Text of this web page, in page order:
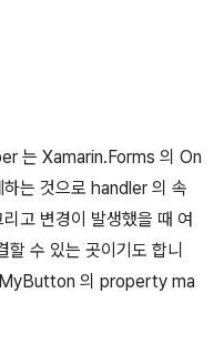
는 Xamarin.Forms 의 On
는 것으로 handler 의 속
고 변경이 발생했을 때 여
수 있는 곳이기도 합니
의 property ma